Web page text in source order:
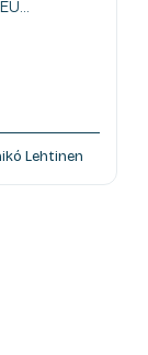
Lehtinen